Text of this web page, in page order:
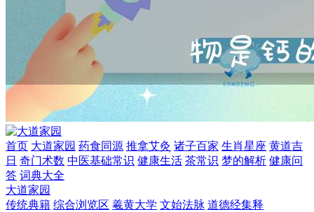
首页 大道家园 药食同源 推拿艾灸 诸子百家 生肖星座 黄道吉
日 奇门术数 中医基础常识 健康生活 茶常识 梦的解析 健康问
答 词典大全
大道家园
传统典籍 综合浏览区 羲黄大学 文始法脉 道德经集释